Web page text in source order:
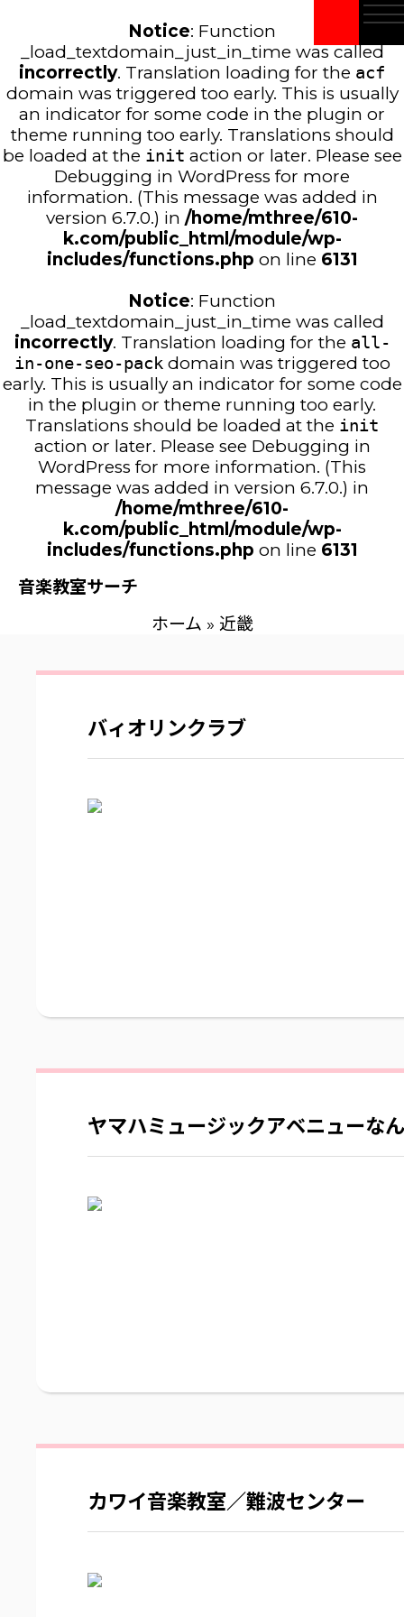
Notice: Function
_load_textdomain_just_in_time was called
incorrectly. Translation loading for the acf
domain was triggered too early. This is usually
an indicator for some code in the plugin or
theme running too early. Translations should
be loaded at the init action or later. Please see
Debugging in WordPress for more
information. (This message was added in
version 6.7.0.) in /home/mthree/610-
k.com/public_html/module/wp-
includes/functions.php on line 6131
Notice: Function
_load_textdomain_just_in_time was called
incorrectly. Translation loading for the all-
in-one-seo-packdomain was triggered too
early. This is usually an indicator for some code
in the plugin or theme running too early.
Translations should be loaded at the init
action or later. Please see Debugging in
WordPress for more information. (This
message was added in version 6.7.0.) in
/home/mthree/610-
k.com/public_html/module/wp-
includes/functions.php on line 6131
音楽教室サーチ
ホーム » 近畿
バィオリンクラブ
ヤマハミュージックアベニューな
カワイ音楽教室／難波センター